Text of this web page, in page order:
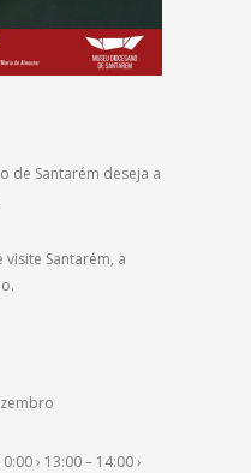
de Santarém deseja a
Santarém, a
› 13:00 – 14:00 ›